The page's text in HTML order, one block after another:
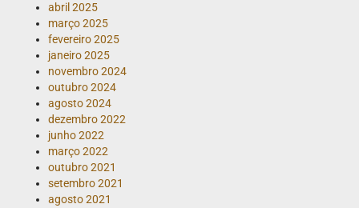
abril 2025
março 2025
fevereiro 2025
janeiro 2025
novembro 2024
outubro 2024
agosto 2024
dezembro 2022
junho 2022
março 2022
outubro 2021
setembro 2021
agosto 2021